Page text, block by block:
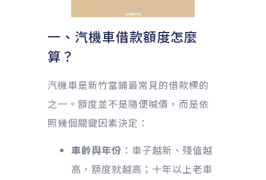
一、汽機車借款額度怎麼
算？
汽機車是新竹當鋪最常見的借款標的
之一。額度並不是隨便喊價，而是依
照幾個關鍵因素決定：
車齡與年份 ：車子越新、殘值越
高，額度就越高；十年以上老車